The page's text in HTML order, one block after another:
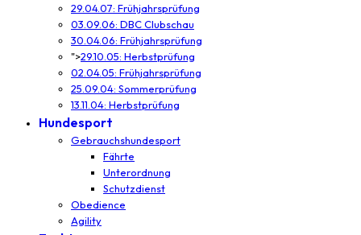
29.04.07: Frühjahrsprüfung
03.09.06: DBC Clubschau
30.04.06: Frühjahrsprüfung
">29.10.05: Herbstprüfung
02.04.05: Frühjahrsprüfung
25.09.04: Sommerprüfung
13.11.04: Herbstprüfung
Hundesport
Gebrauchshundesport
Fährte
Unterordnung
Schutzdienst
Obedience
Agility